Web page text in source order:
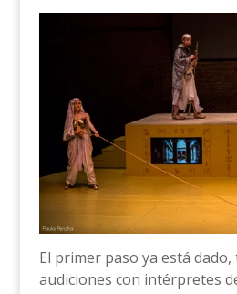
El primer paso ya está
audiciones con intérpretes